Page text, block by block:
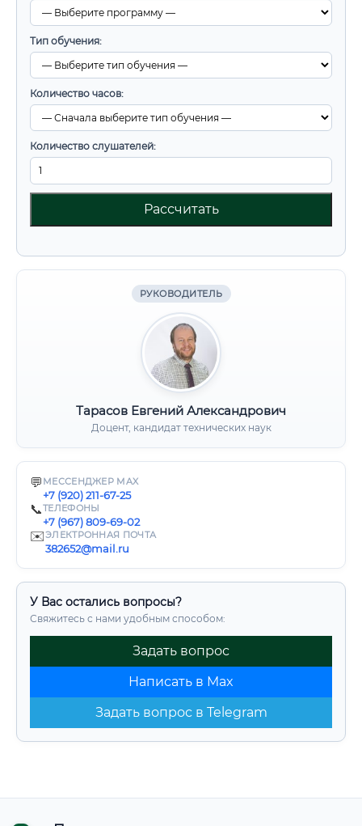
Тип обучения:
Количество часов:
Количество слушателей:
Рассчитать
РУКОВОДИТЕЛЬ
Тарасов Евгений Александрович
Доцент, кандидат технических наук
💬 МЕССЕНДЖЕР MAX
+7 (920) 211-67-25
📞ТЕЛЕФОНЫ
+7 (967) 809-69-02
✉️ЭЛЕКТРОННАЯ ПОЧТА
382652@mail.ru
У Вас остались вопросы?
Свяжитесь с нами удобным способом:
Задать вопрос
Написать в Max
Задать вопрос в Telegram